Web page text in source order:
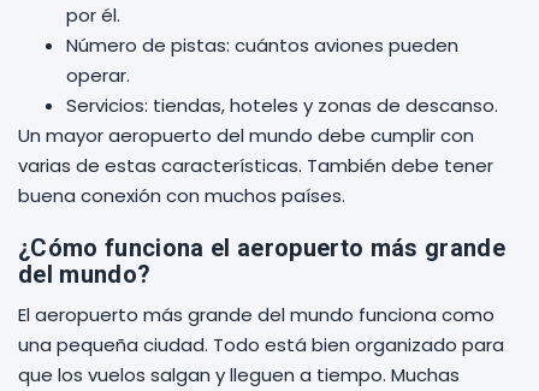
por él.
Número de pistas: cuántos aviones pueden
operar.
Servicios: tiendas, hoteles y zonas de descanso.
Un mayor aeropuerto del mundo debe cumplir con
varias de estas características. También debe tener
buena conexión con muchos países.
¿Cómo funciona el aeropuerto más grande
del mundo?
El aeropuerto más grande del mundo funciona como
una pequeña ciudad. Todo está bien organizado para
que los vuelos salgan y lleguen a tiempo. Muchas